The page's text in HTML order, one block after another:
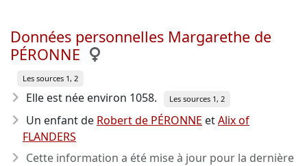
Données personnelles Margarethe de
PÉRONNE
Les sources 1, 2
Elle est née environ 1058. Les sources 1, 2
Un enfant de Robert de PÉRONNE etAlix of
FLANDERS
Cette information a été mise à jour pour la dernière